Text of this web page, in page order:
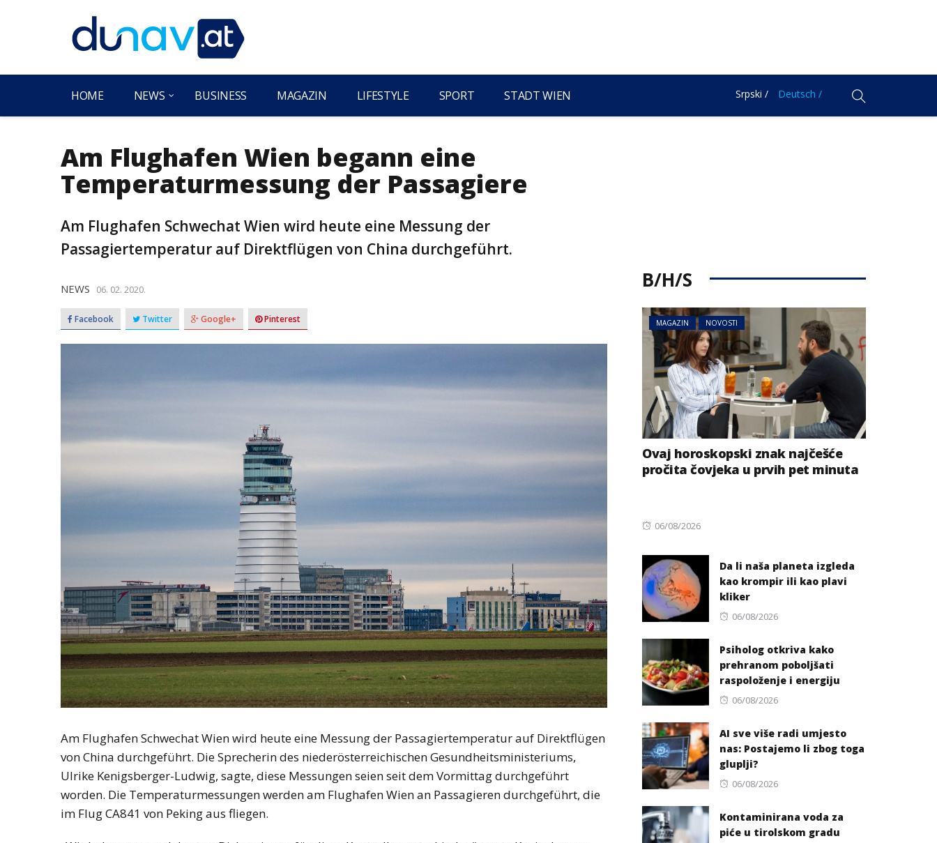
HOME NEWS BUSINESS MAGAZIN LIFESTYLE SPORT STADT WIEN Srpski / Deutsch /
Am Flughafen Wien begann eine
Temperaturmessung der Passagiere
Am Flughafen Schwechat Wien wird heute eine Messung der
Passagiertemperatur auf Direktflügen von China durchgeführt.
NEWS 06. 02. 2020.
Facebook Twitter Google+ Pinterest
Am Flughafen Schwechat Wien wird heute eine Messung der Passagiertemperatur auf Direktflügen
von China durchgeführt. Die Sprecherin des niederösterreichischen Gesundheitsministeriums,
Ulrike Kenigsberger-Ludwig, sagte, diese Messungen seien seit dem Vormittag durchgeführt
worden. Die Temperaturmessungen werden am Flughafen Wien an Passagieren durchgeführt, die
im Flug CA841 von Peking aus fliegen.
B/H/S
MAGAZIN NOVOSTI
Ovaj horoskopski znak najčešće
pročita čovjeka u prvih pet minuta
Posted
06/08/2026
Da li naša planeta izgleda
kao krompir ili kao plavi
kliker
Posted
06/08/2026
Psiholog otkriva kako
prehranom poboljšati
raspoloženje i energiju
Posted
06/08/2026
AI sve više radi umjesto
nas: Postajemo li zbog toga
gluplji?
Posted
06/08/2026
Kontaminirana voda za
piće u tirolskom gradu